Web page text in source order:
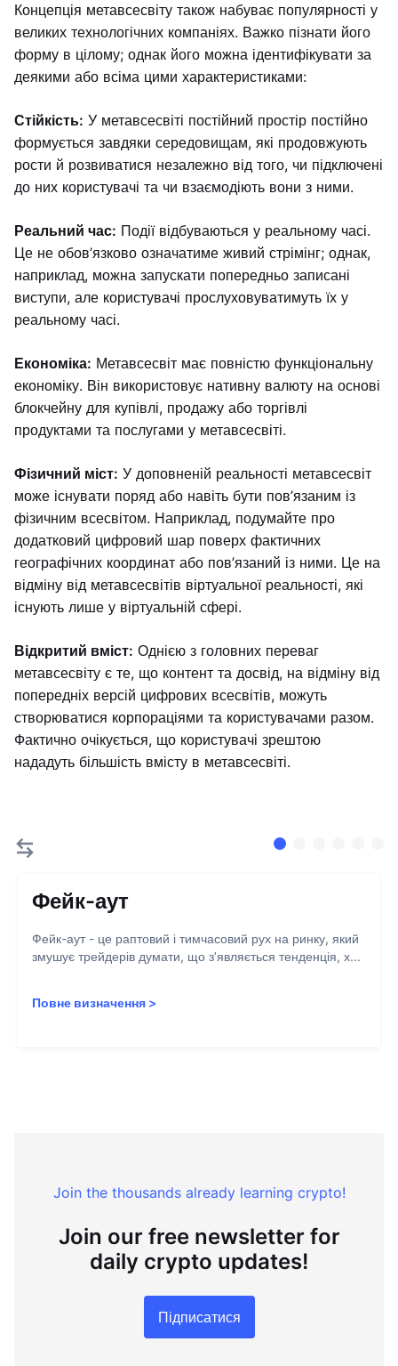
Концепція метавсесвіту також набуває популярності у
великих технологічних компаніях. Важко пізнати його
форму в цілому; однак його можна ідентифікувати за
деякими або всіма цими характеристиками:
Стійкість: У метавсесвіті постійний простір постійно
формується завдяки середовищам, які продовжують
рости й розвиватися незалежно від того, чи підключені
до них користувачі та чи взаємодіють вони з ними.
Реальний час: Події відбуваються у реальному часі.
Це не обов’язково означатиме живий стрімінг; однак,
наприклад, можна запускати попередньо записані
виступи, але користувачі прослуховуватимуть їх у
реальному часі.
Економіка: Метавсесвіт має повністю функціональну
економіку. Він використовує нативну валюту на основі
блокчейну для купівлі, продажу або торгівлі
продуктами та послугами у метавсесвіті.
Фізичний міст: У доповненій реальності метавсесвіт
може існувати поряд або навіть бути пов’язаним із
фізичним всесвітом. Наприклад, подумайте про
додатковий цифровий шар поверх фактичних
географічних координат або пов’язаний із ними. Це на
відміну від метавсесвітів віртуальної реальності, які
існують лише у віртуальній сфері.
Відкритий вміст: Однією з головних переваг
метавсесвіту є те, що контент та досвід, на відміну від
попередніх версій цифрових всесвітів, можуть
створюватися корпораціями та користувачами разом.
Фактично очікується, що користувачі зрештою
нададуть більшість вмісту в метавсесвіті.
Фейк-аут
Фейк-аут - це раптовий і тимчасовий рух на ринку, який
змушує трейдерів думати, що з’являється тенденція, х...
Повне визначення >
Join the thousands already learning crypto!
Join our free newsletter for
daily crypto updates!
Підписатися